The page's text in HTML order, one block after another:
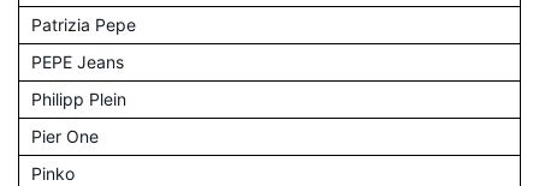
Patrizia Pepe
PEPE Jeans
Philipp Plein
Pier One
Pinko